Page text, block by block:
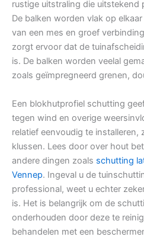
rustige uitstraling die uitstekend
De balken worden vlak op
van een mes en groef
zorgt ervoor dat de
is. De balken worden veelal
zoals geïmpregneerd grenen,
Een blokhutprofiel schutting
tegen wind en overige
relatief eenvoudig te installeren,
klussen. Lees door over hout
andere dingen zoals schutting
Vennep. Ingeval u de
professional, weet u echter
is. Het is belangrijk om de
onderhouden door deze te
behandelen met een